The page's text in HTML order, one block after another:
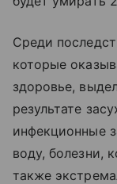
Среди
которые
здоровье,
результате
инфекционные
воду, болезни,
также